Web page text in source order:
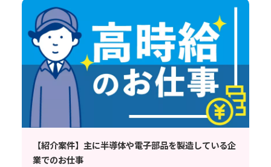
【紹介案件】主に半導体や電子部品を製造している企
業でのお仕事